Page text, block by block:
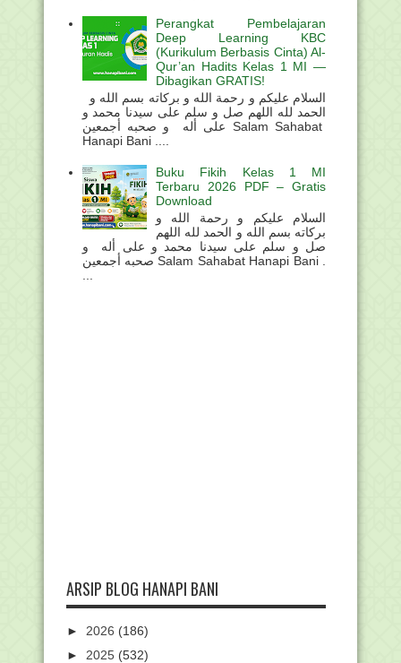
Perangkat Pembelajaran
Deep Learning KBC
(Kurikulum Berbasis Cinta) Al-
Qur’an Hadits Kelas 1 MI —
Dibagikan GRATIS!
الحمد لله اللهم صل و سلم على سيدنا محمد و
على أله و صحبه أجمعين Salam Sahabat
Hanapi Bani ....
Buku Fikih Kelas 1 MI
Terbaru 2026 PDF – Gratis
Download
السلام عليكم و رحمة الله و
بركاته بسم الله و الحمد لله اللهم
صل و سلم على سيدنا محمد و على أله و
صحبه أجمعين Salam Sahabat Hanapi Bani .
...
ARSIP BLOG HANAPI BANI
► 2026 (186)
► 2025 (532)